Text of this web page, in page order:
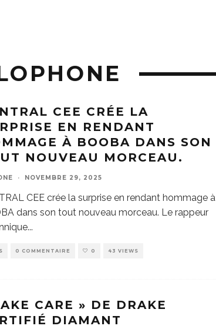
CEE CRÉE LA
EN RENDANT
À BOOBA DANS SON
NOUVEAU MORCEAU.
· NOVEMBRE 29, 2025
CEE crée la surprise en rendant hommage à
dans son tout nouveau morceau. Le rappeur
...
0 COMMENTAIRE 0 43 VIEWS
CARE » DE DRAKE
DIAMANT